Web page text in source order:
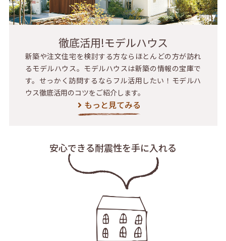
徹底活用!モデルハウス
新築や注文住宅を検討する方ならほとんどの方が訪れ
るモデルハウス。モデルハウスは新築の情報の宝庫で
す。せっかく訪問するならフル活用したい！モデルハ
ウス徹底活用のコツをご紹介します。
もっと見てみる
安心できる耐震性を手に入れる